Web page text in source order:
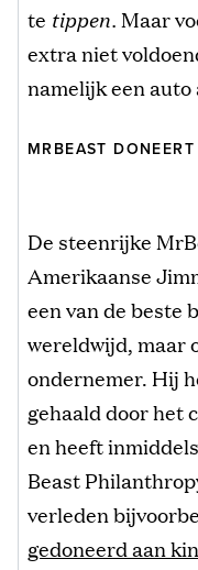
te tippen. Maar
extra niet
namelijk een auto
MRBEAST
De steenrijke
Amerikaanse
een van de beste
wereldwijd, maar
ondernemer. Hij
gehaald door het
en heeft
Beast
verleden
gedoneerd aan